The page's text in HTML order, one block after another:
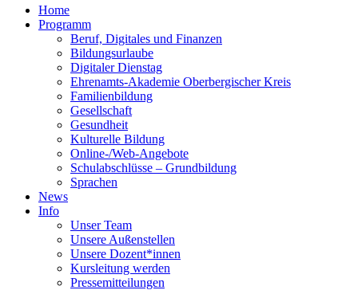
Home
Programm
Beruf, Digitales und Finanzen
Bildungsurlaube
Digitaler Dienstag
Ehrenamts-Akademie Oberbergischer Kreis
Familienbildung
Gesellschaft
Gesundheit
Kulturelle Bildung
Online-/Web-Angebote
Schulabschlüsse – Grundbildung
Sprachen
News
Info
Unser Team
Unsere Außenstellen
Unsere Dozent*innen
Kursleitung werden
Pressemitteilungen